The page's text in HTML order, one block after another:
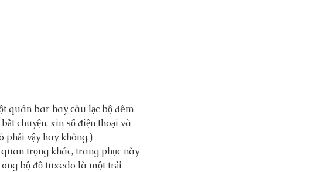
quán bar hay câu lạc bộ đêm
chuyện, xin số điện thoại và
phải vậy hay không.)
trọng khác, trang phục này
bộ đồ tuxedo là một trải